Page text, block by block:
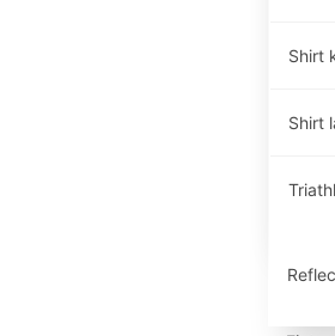
Shirt
Shirt